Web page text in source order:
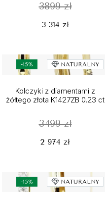
3899 zł
3 314 zł
-15% NATURALNY
Kolczyki z diamentami z
żółtego złota K1427ZB 0.23 ct
3499 zł
2 974 zł
-15% NATURALNY